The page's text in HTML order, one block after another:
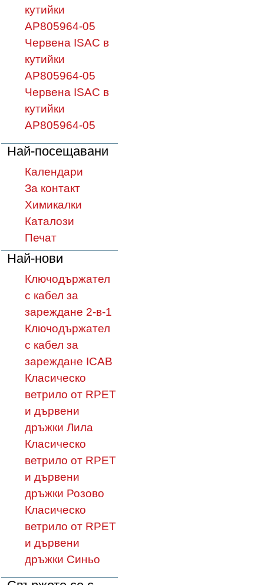
кутийки
AP805964-05
Червена ISAC в
кутийки
AP805964-05
Червена ISAC в
кутийки
AP805964-05
Най-посещавани
Календари
За контакт
Химикалки
Каталози
Печат
Най-нови
Ключодържател
с кабел за
зареждане 2-в-1
Ключодържател
с кабел за
зареждане ICAB
Класическо
ветрило от RPET
и дървени
дръжки Лила
Класическо
ветрило от RPET
и дървени
дръжки Розово
Класическо
ветрило от RPET
и дървени
дръжки Синьо